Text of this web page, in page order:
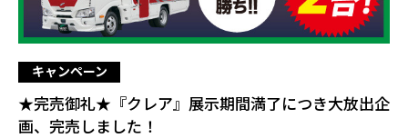
キャンペーン
★完売御礼★『クレア』展示期間満了につき大放出企
画、完売しました！